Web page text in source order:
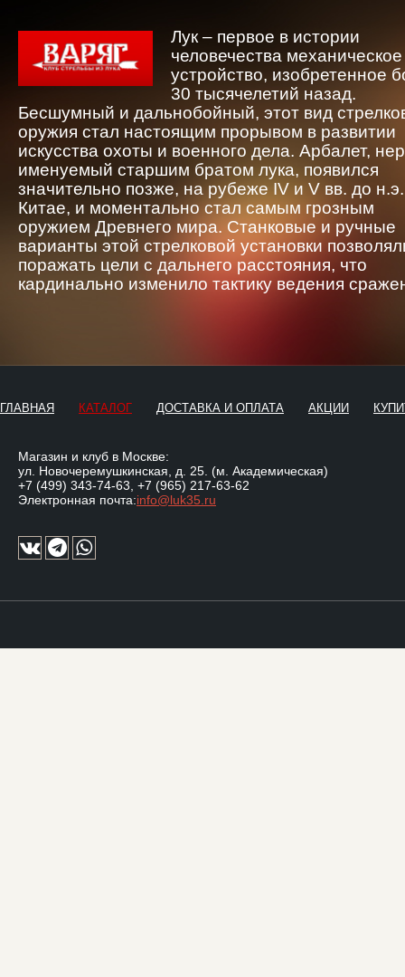
Лук – первое в истории
человечества механическое
устройство, изобретенное
30 тысячелетий назад.
Бесшумный и дальнобойный, этот вид
оружия стал настоящим прорывом в развитии
искусства охоты и военного дела. Арбалет,
именуемый старшим братом лука, появился
значительно позже, на рубеже IV и V вв. до
Китае, и моментально стал самым грозным
оружием Древнего мира. Станковые и ручные
варианты этой стрелковой установки
поражать цели с дальнего расстояния, что
кардинально изменило тактику ведения
ГЛАВНАЯ КАТАЛОГ ДОСТАВКА И ОПЛАТА АКЦИИ
Магазин и клуб в Москве:
ул. Новочеремушкинская, д. 25. (м. Академическая)
+7 (499) 343-74-63 +7 (965) 217-63-62
Электронная почта:info@luk35.ru